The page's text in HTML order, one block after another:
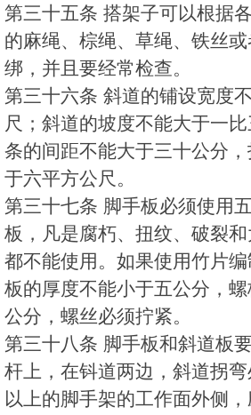
第三十五条 搭架子可以根据
的麻绳、棕绳、草绳、铁丝
绑，并且要经常检查。
第三十六条 斜道的铺设宽度
尺；斜道的坡度不能大于一
条的间距不能大于三十公分
于六平方公尺。
第三十七条 脚手板必须使用
板，凡是腐朽、扭纹、破裂
都不能使用。如果使用竹片编
板的厚度不能小于五公分，
公分，螺丝必须拧紧。
第三十八条 脚手板和斜道板
杆上，在钭道两边，斜道拐
以上的脚手架的工作面外侧